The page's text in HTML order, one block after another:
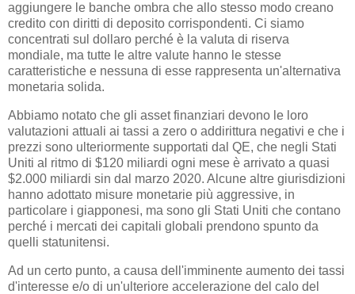
aggiungere le banche ombra che allo stesso modo creano
credito con diritti di deposito corrispondenti. Ci siamo
concentrati sul dollaro perché è la valuta di riserva
mondiale, ma tutte le altre valute hanno le stesse
caratteristiche e nessuna di esse rappresenta un'alternativa
monetaria solida.
Abbiamo notato che gli asset finanziari devono le loro
valutazioni attuali ai tassi a zero o addirittura negativi e che i
prezzi sono ulteriormente supportati dal QE, che negli Stati
Uniti al ritmo di $120 miliardi ogni mese è arrivato a quasi
$2.000 miliardi sin dal marzo 2020. Alcune altre giurisdizioni
hanno adottato misure monetarie più aggressive, in
particolare i giapponesi, ma sono gli Stati Uniti che contano
perché i mercati dei capitali globali prendono spunto da
quelli statunitensi.
Ad un certo punto, a causa dell'imminente aumento dei tassi
d'interesse e/o di un'ulteriore accelerazione del calo del